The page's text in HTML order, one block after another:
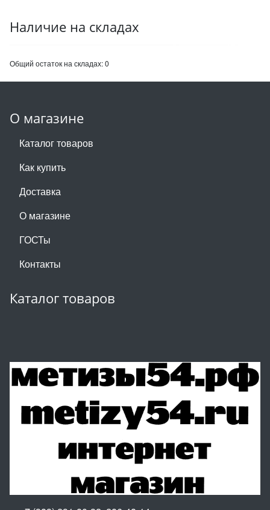
Наличие на складах
Общий остаток на складах:0
О магазине
Каталог товаров
Как купить
Доставка
О магазине
ГОСТы
Контакты
Каталог товаров